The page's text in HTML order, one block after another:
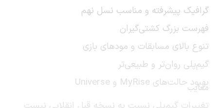
گرافیک پیشرفته و مناسب نسل نهم
فهرست بزرگ کشتی‌گیران
تنوع بالای مسابقات و مودهای بازی
گیم‌پلی روان‌تر و طبیعی‌تر
بهبود حالت‌های MyRise و Universe
معایب